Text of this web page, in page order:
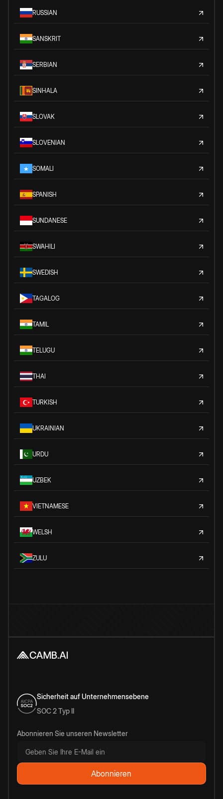
RUSSIAN
SANSKRIT
SERBIAN
SINHALA
SLOVAK
SLOVENIAN
SOMALI
SPANISH
SUNDANESE
SWAHILI
SWEDISH
TAGALOG
TAMIL
TELUGU
THAI
TURKISH
UKRAINIAN
URDU
UZBEK
VIETNAMESE
WELSH
ZULU
Sicherheit auf Unternehmensebene
SOC 2 Typ II
Abonnieren Sie unseren Newsletter